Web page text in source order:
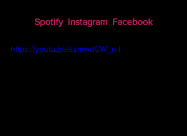
Spotify Instagram Facebook
https://youtu.be/szmwdGW_u-I